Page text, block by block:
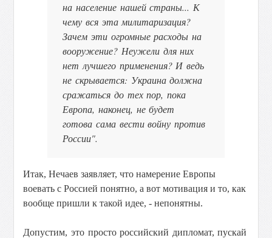
на население нашей страны... К
чему вся эта милитаризация?
Зачем эти огромные расходы на
вооружение? Неужели для них
нет лучшего применения? И ведь
не скрывается: Украина должна
сражаться до тех пор, пока
Европа, наконец, не будет
готова сама вести войну против
России".
Итак, Нечаев заявляет, что намерение Европы
воевать с Россией понятно, а вот мотивация и то, как
вообще пришли к такой идее, - непонятны.
Допустим, это просто российский дипломат, пускай